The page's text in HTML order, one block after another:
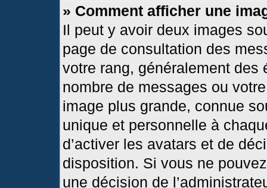
» Comment afficher une
Il peut y avoir deux images
page de consultation des
votre rang, généralement
nombre de messages ou
image plus grande, connue
unique et personnelle à
d’activer les avatars et de
disposition. Si vous ne
une décision de